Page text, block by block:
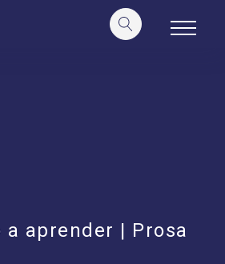
aprender | Prosa